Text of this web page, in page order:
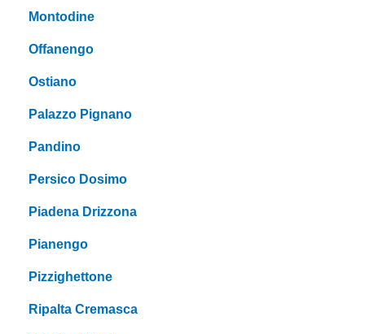
Montodine
Offanengo
Ostiano
Palazzo Pignano
Pandino
Persico Dosimo
Piadena Drizzona
Pianengo
Pizzighettone
Ripalta Cremasca